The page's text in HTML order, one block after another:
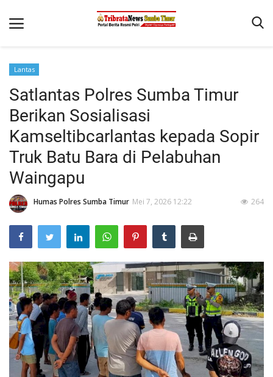
Beranda
Terms & Conditions
Reskrim
Binkam
Giat Ops
Polisi Kita
Lantas
Jurnal Kamtibmas
Lantas
Satlantas Polres Sumba Timur
Berikan Sosialisasi
Kamseltibcarlantas kepada Sopir
Truk Batu Bara di Pelabuhan
Waingapu
Humas Polres Sumba Timur Mei 7, 2026 12:22 264